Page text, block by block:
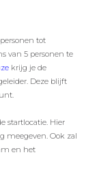
tot
van 5 personen te
krijg je de
Deze blijft
startlocatie. Hier
meegeven. Ook zal
en het